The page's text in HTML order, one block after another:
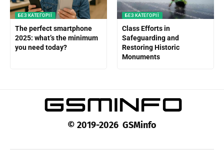
БЕЗ КАТЕГОРІЇ
The perfect smartphone
2025: what’s the minimum
you need today?
БЕЗ КАТЕГОРІЇ
Class Efforts in
Safeguarding and
Restoring Historic
Monuments
© 2019-2026 GSMinfo